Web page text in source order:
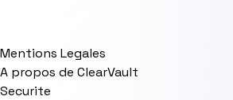
Mentions Legales
A propos de ClearVault
Securite